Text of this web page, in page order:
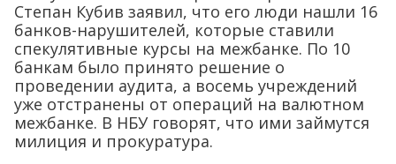
Степан Кубив заявил, что его люди нашли 16
банков-нарушителей, которые ставили
спекулятивные курсы на межбанке. По 10
банкам было принято решение о
проведении аудита, а восемь учреждений
уже отстранены от операций на валютном
межбанке. В НБУ говорят, что ими займутся
милиция и прокуратура.